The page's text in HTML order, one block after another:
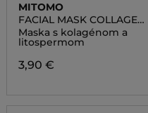
MITOMO
FACIAL MASK COLLAGEN
LITHOSPERMUM
Maska s kolagénom a
litospermom
3,90 €